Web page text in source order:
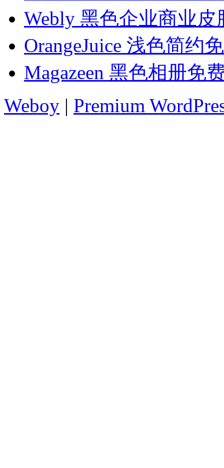
Webly 黑色企业商业皮
OrangeJuice 浅色简约
Magazeen 黑色相册免
Weboy | Premium